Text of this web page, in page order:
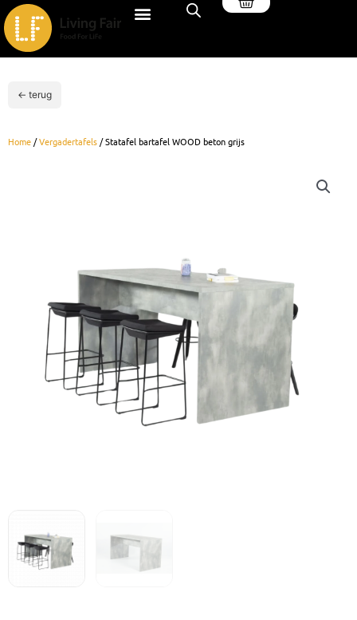
Ga
naar
de
inhoud
← terug
Home /Vergadertafels / Statafel bartafel WOOD beton grijs